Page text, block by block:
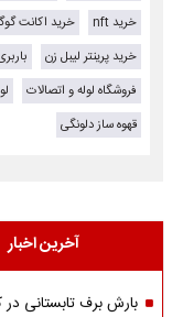
خرید nft
خرید اکانت
خرید پرینتر لیبل زن
فروشگاه لوله و اتصالات
قهوه ساز دلونگی
آخرین اخبار
بارش برف تابستانی در